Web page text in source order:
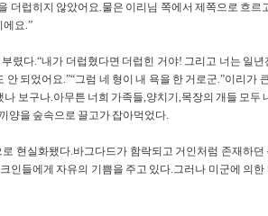
더럽히지 않았어요.물은 이리님 쪽에서 제쪽으로 흐르
에요.”
렸다.“내가 더럽혔다면 더럽힌 거야! 그리고 너는 일
안 되었어요.”“그럼 네 형이 내 욕을 한 거로군.”이리가
나 보구나.아무튼 너희 가족들,양치기,목장의 개들 모두
양을 숲속으로 끌고가 잡아먹었다.
현실화됐다.바그다드가 함락되고 거인처럼 존재하던
인들에게 자유의 기쁨을 주고 있다.그러나 미군에 의